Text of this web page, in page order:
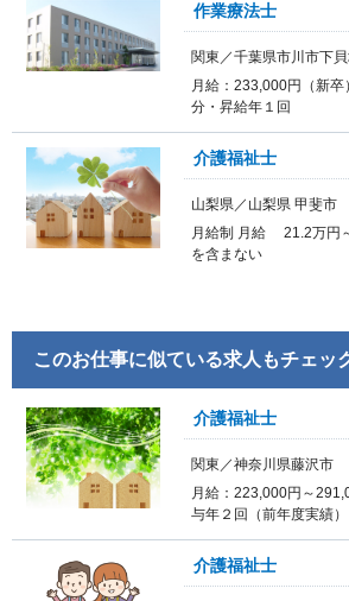
作業療法士
関東／千葉県市川市下
月給：233,000円（新卒
分・昇給年１回
介護福祉士
山梨県／山梨県 甲斐市
月給制 月給 21.2万円
を含まない
このお仕事に似ている求人もチェッ
介護福祉士
関東／神奈川県藤沢市
月給：223,000円～
与年２回（前年度実績）
介護福祉士